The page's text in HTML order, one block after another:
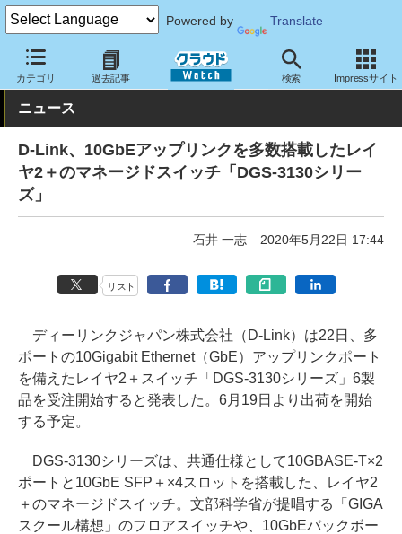
Powered by Translate
カテゴリ 過去記事 検索 Impressサイト
クラウド Watch ネットワーク スイッチ
ニュース
D-Link、10GbEアップリンクを多数搭載したレイ
ヤ2＋のマネージドスイッチ「DGS-3130シリー
ズ」
石井 一志 2020年5月22日 17:44
リスト
ディーリンクジャパン株式会社（D-Link）は22日、多
ポートの10Gigabit Ethernet（GbE）アップリンクポート
を備えたレイヤ2＋スイッチ「DGS-3130シリーズ」6製
品を受注開始すると発表した。6月19日より出荷を開始
する予定。
DGS-3130シリーズは、共通仕様として10GBASE-T×2
ポートと10GbE SFP＋×4スロットを搭載した、レイヤ2
＋のマネージドスイッチ。文部科学省が提唱する「GIGA
スクール構想」のフロアスイッチや、10GbEバックボー